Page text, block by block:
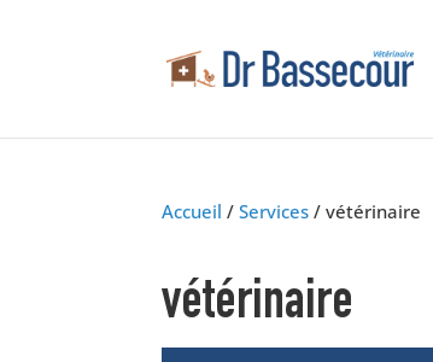
Accueil /Services / vétérinaire
vétérinaire